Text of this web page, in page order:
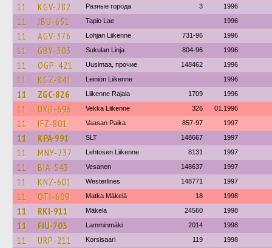
11 KGV-282 Разные города 3 1996
11 JBU-651 Tapio Lae 1996
11 AGV-376 Lohjan Liikenne 731-96 1996
11 GBY-303 Sukulan Linja 804-96 1996
11 OGP-421 Uusimaa, прочие 148462 1996
11 KGZ-841 Leiniön Liikenne 1996
11 ZGC-826 Liikenne Rajala 1709 1996
11 UYB-696 Vekka Liikenne 326 01.1996
11 IFZ-801 Vaasan Paika 857-97 1997
11 KPA-991 SLT 148667 1997
11 MNY-237 Lehtosen Liikenne 8131 1997
11 BIA-543 Vesanen 148637 1997
11 KNZ-601 Westerlines 148771 1997
11 OTI-609 Matka Mäkelä 18 1998
11 RKI-911 Mäkela 24560 1998
11 FIU-703 Lamminmäki 2014 1998
11 URP-211 Korsisaari 119 1998